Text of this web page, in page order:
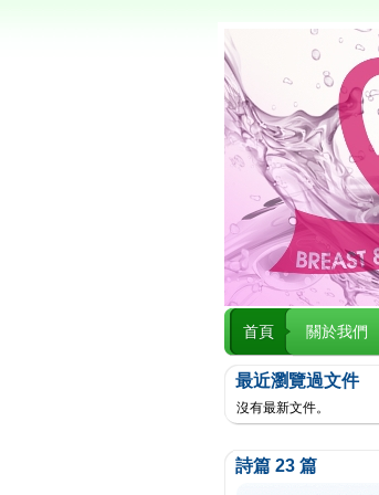
首頁 關於我們
最近瀏覽過文件
沒有最新文件。
詩篇 23 篇